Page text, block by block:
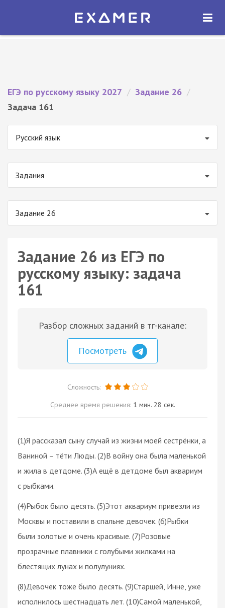
Экзамер — ЕГЭ 2027
ОТКРЫТЬ
ЕГЭ по русскому языку 2027 / Задание 26 /
Задача 161
Русский язык
Задания
Задание 26
Задание 26 из ЕГЭ по
русскому языку: задача
161
Разбор сложных заданий в тг-канале:
Посмотреть
Сложность:
Среднее время решения: 1 мин. 28 сек.
(1)Я рассказал сыну случай из жизни моей сестрёнки, а
Ваниной – тёти Люды. (2)В войну она была маленькой
и жила в детдоме. (3)А ещё в детдоме был аквариум
с рыбками.
(4)Рыбок было десять. (5)Этот аквариум привезли из
Москвы и поставили в спальне девочек. (6)Рыбки
были золотые и очень красивые. (7)Розовые
прозрачные плавники с голубыми жилками на
блестящих лунах и полулуниях.
(8)Девочек тоже было десять. (9)Старшей, Инне, уже
исполнилось шестнадцать лет. (10)Самой маленькой,